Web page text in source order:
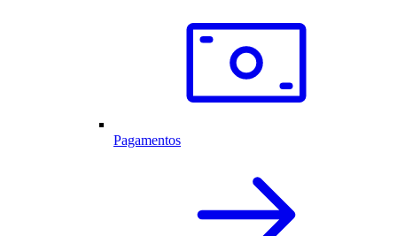
Pagamentos